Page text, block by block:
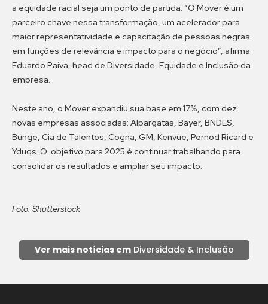
a equidade racial seja um ponto de partida. “O Mover é um
parceiro chave nessa transformação, um acelerador para
maior representatividade e capacitação de pessoas negras
em funções de relevância e impacto para o negócio”, afirma
Eduardo Paiva, head de Diversidade, Equidade e Inclusão da
empresa.
Neste ano, o Mover expandiu sua base em 17%, com dez
novas empresas associadas: Alpargatas, Bayer, BNDES,
Bunge, Cia de Talentos, Cogna, GM, Kenvue, Pernod Ricard e
Yduqs. O objetivo para 2025 é continuar trabalhando para
consolidar os resultados e ampliar seu impacto.
Foto: Shutterstock
Ver mais notícias emDiversidade & Inclusão